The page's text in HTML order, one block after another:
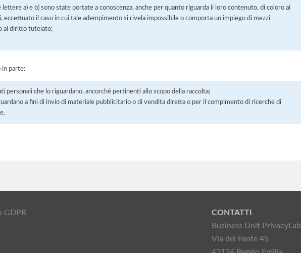
lettere a) e b) sono state portate a conoscenza, anche per quanto riguarda il loro contenuto, di coloro ai
eccettuato il caso in cui tale adempimento si rivela impossibile o comporta un impiego di mezzi
al diritto tutelato;
in parte:
che lo riguardano, ancorché pertinenti allo scopo della raccolta;
a fini di invio di materiale pubblicitario o di vendita diretta o per il compimento di ricerche di
GDPR
CONTATTI
Business Unit PrivacyLab
Via del Fante 45